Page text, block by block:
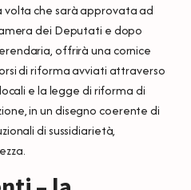
volta che sarà approvata ad
dei Deputati e dopo
offrirà una cornice
di riforma avviati attraverso
e la legge di riforma di
in un disegno coerente di
di sussidiarietà,